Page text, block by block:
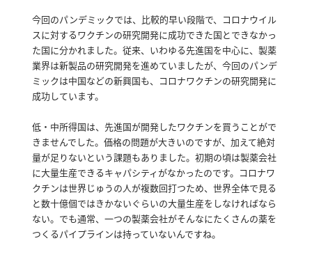
今回のパンデミックでは、比較的早い段階で、コロナウイル
スに対するワクチンの研究開発に成功できた国とできなかっ
た国に分かれました。 従来、いわゆる先進国を中心に、製薬
業界は新製品の研究開発を進めていましたが、今回のパンデ
ミックは中国などの新興国も、コロナワクチンの研究開発に
成功しています。
低・中所得国は、先進国が開発したワクチンを買うことがで
きませんでした。 価格の問題が大きいのですが、加えて絶対
量が足りないという課題もありました。 初期の頃は製薬会社
に大量生産できるキャパシティがなかったのです。 コロナワ
クチンは世界じゅうの人が複数回打つため、世界全体で見る
と数十億個ではきかないぐらいの大量生産をしなければなら
ない。 でも通常、一つの製薬会社がそんなにたくさんの薬を
つくるパイプラインは持っていないんですね。